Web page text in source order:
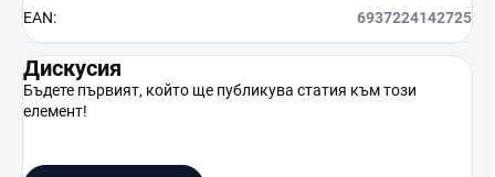
EAN: 6937224142725
Дискусия
Бъдете първият, който ще публикува статия към този
елемент!